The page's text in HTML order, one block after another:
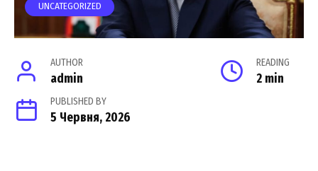
UNCATEGORIZED
AUTHOR
admin
READING
2 min
PUBLISHED BY
5 Червня, 2026